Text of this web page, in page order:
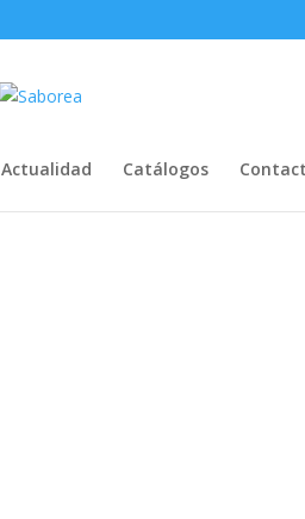
Actualidad Catálogos